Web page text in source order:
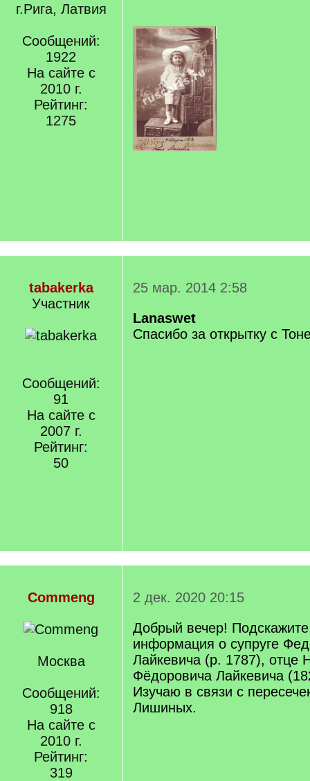
г.Рига, Латвия
Сообщений:
1922
На сайте с
2010 г.
Рейтинг:
1275
tabakerka
Участник
Сообщений:
91
На сайте с
2007 г.
Рейтинг:
50
25 мар. 2014 2:58
Lanaswet
Спасибо за открытку с
Commeng
Москва
Сообщений:
918
На сайте с
2010 г.
Рейтинг:
319
2 дек. 2020 20:15
Добрый вечер!
информация о супруге
Лайкевича (р. 1787), отце
Фёдоровича Лайкевича
Изучаю в связи с
Лишиных.